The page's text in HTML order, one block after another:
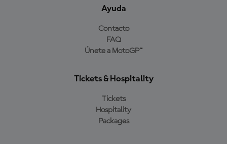
Ayuda
Contacto
FAQ
Únete a MotoGP™
Tickets & Hospitality
Tickets
Hospitality
Packages